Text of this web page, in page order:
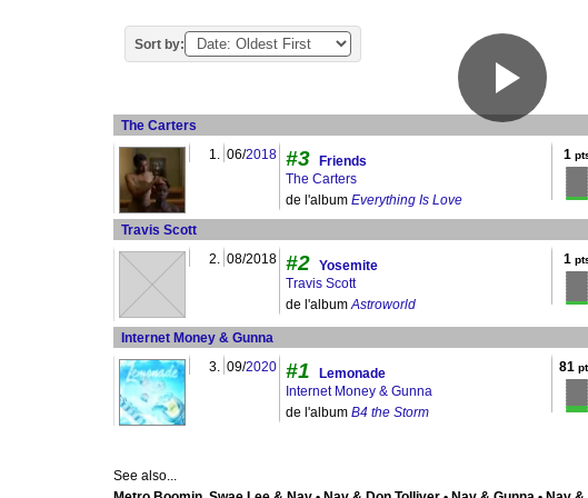
Sort by:
The Carters
1. 06/2018 #3
Friends
The Carters
de l'album Everything Is Love
1
Travis Scott
2. 08/2018 #2 Yosemite
Travis Scott
de l'albumAstroworld
1
Internet Money & Gunna
3. 09/2020 #1
Lemonade
Internet Money & Gunna
de l'album B4 the Storm
81
See also...